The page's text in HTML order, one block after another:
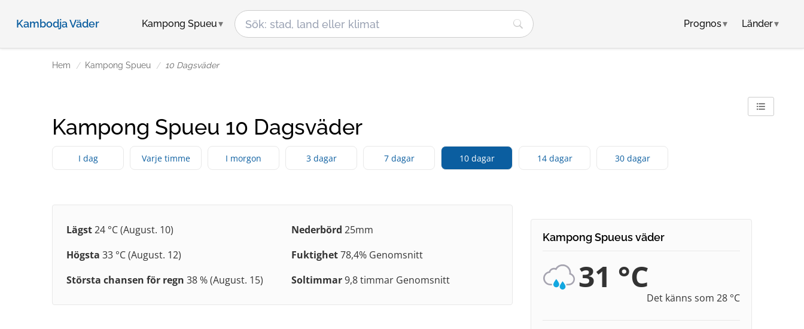
Kambodja Väder Kampong Spueu Prognos▾ Länder▾
Hem Kampong Spueu 10 Dagsväder
Kampong Spueu 10 Dagsväder
I dag Varje timme I morgon 3 dagar 7 dagar 10 dagar 14 dagar 30 dagar
Lägst24 °C (August. 10) Nederbörd 25mm
Högsta 33 °C (August. 12) Fuktighet78,4% Genomsnitt
Största chansen för regn 38 % (August. 15) Soltimmar9,8 timmar Genomsnitt
Kampong Spueus väder
31 °C
Det känns som 28 °C